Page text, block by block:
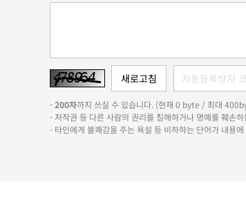
-200자까지 쓰실 수 있습니다. (현재 0 byte / 최대
- 저작권 등 다른 사람의 권리를 침해하거나 명예를 훼손
- 타인에게 불쾌감을 주는 욕설 등 비하하는 단어가 내용